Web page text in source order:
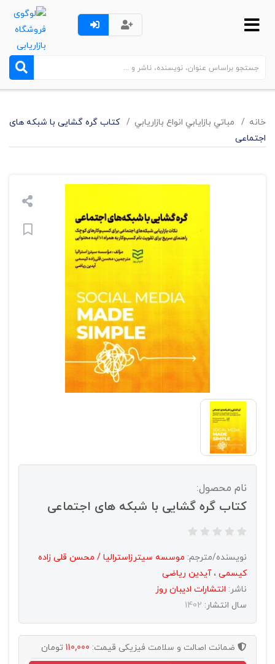
خانه مباتي بازايابي انواع بازاريابي
کتاب گره گشایی با شبکه های
اجتماعی
نام محصول:
کتاب گره گشایی با شبکه های اجتماعی
نویسنده/مترجم: موسسه سیترزاسترالیا / محسن قلی زاده
کیسمی ،آیدین ریاضی
ناشر: انتشارات اديبان روز
سال انتشار: 1402
ضمانت اصالت و سلامت فیزیکی قیمت: 110,000 تومان